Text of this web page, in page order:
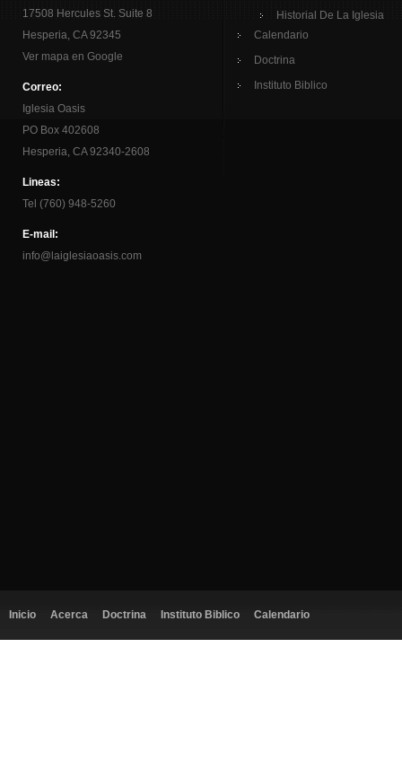
17508 Hercules St. Suite 8
Hesperia, CA 92345
Ver mapa en Google
Correo:
Iglesia Oasis
PO Box 402608
Hesperia, CA 92340-2608
Lineas:
Tel (760) 948-5260
E-mail:
info@laiglesiaoasis.com
Historial De La Iglesia
Calendario
Doctrina
Instituto Biblico
Inicio Acerca Doctrina Instituto Biblico Calendario